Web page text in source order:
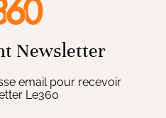
Newsletter
email pour recevoir
Le360